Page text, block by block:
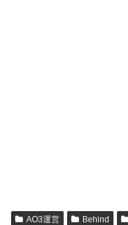
AO3運営 Behind